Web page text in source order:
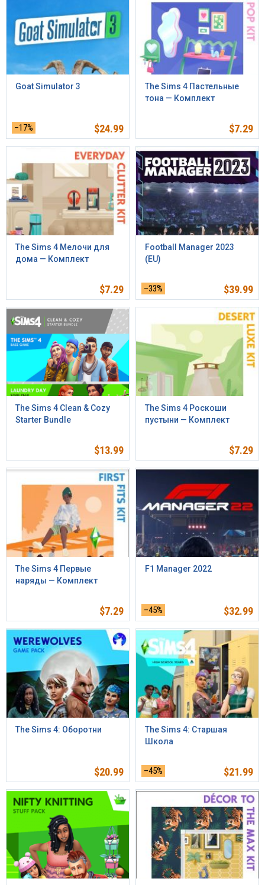
Goat Simulator 3
–17% $24.99
The Sims 4 Пастельные
тона — Комплект
$7.29
The Sims 4 Мелочи для
дома — Комплект
$7.29
Football Manager 2023
(EU)
–33% $39.99
The Sims 4 Clean & Cozy
Starter Bundle
$13.99
The Sims 4 Роскоши
пустыни — Комплект
$7.29
The Sims 4 Первые
наряды — Комплект
$7.29
F1 Manager 2022
–45% $32.99
The Sims 4: Оборотни
$20.99
The Sims 4: Старшая
Школа
–45% $21.99